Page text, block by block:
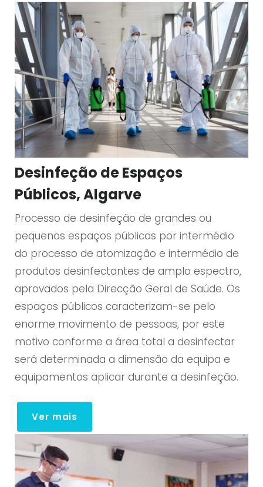
Desinfeção de Espaços
Públicos, Algarve
Processo de desinfeção de grandes ou
pequenos espaços públicos por intermédio
do processo de atomização e intermédio de
produtos desinfectantes de amplo espectro,
aprovados pela Direcção Geral de Saúde. Os
espaços públicos caracterizam-se pelo
enorme movimento de pessoas, por este
motivo conforme a área total a desinfectar
será determinada a dimensão da equipa e
equipamentos aplicar durante a desinfeção.
Ver mais